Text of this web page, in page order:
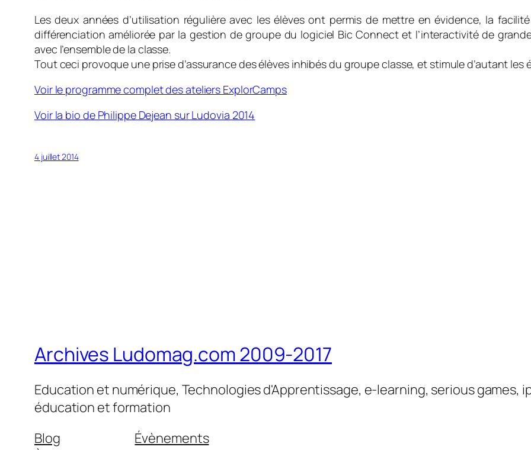
Les deux années d’utilisation régulière avec les élèves ont permis de mettre en évidence, la
différenciation améliorée par la gestion de groupe du logiciel Bic Connect et l’interactivité de
avec l’ensemble de la classe.
Tout ceci provoque une prise d’assurance des élèves inhibés du groupe classe, et stimule d’autant les
Voir le programme complet des ateliers ExplorCamps
Voir la bio de Philippe Dejean sur Ludovia 2014
4 juillet 2014
Archives Ludomag.com 2009-2017
Education et numérique, Technologies d'Apprentissage, e-learning, serious games,
éducation et formation
Blog
Évènements